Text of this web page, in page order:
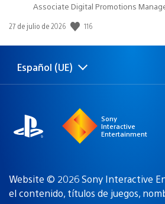
Associate Digital Promotions
Fecha
publicación:
27 de julio de 2026 116
Selecciona
una
Región
actual:
Español (UE)
Sony
Interactive
Entertainment
Website © 2026 Sony Interactive
el contenido, títulos de juegos,